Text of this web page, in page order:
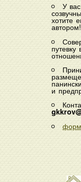
У
хотите
и